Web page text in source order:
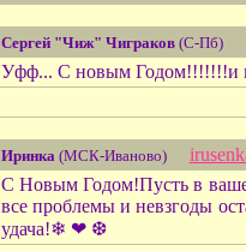
Сергей "Чиж" Чиграков(С-Пб)
Уфф... С новым Годом!!!!!!!и
Иринка(МСК-Иваново)
С Новым Годом!Пусть в
все проблемы и невзгоды
удача!❄ ❤ ❆